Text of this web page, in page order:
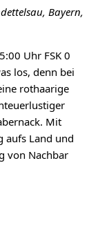
Bayern,
Uhr FSK 0
los, denn bei
rothaarige
Mit
aufs Land und
von Nachbar